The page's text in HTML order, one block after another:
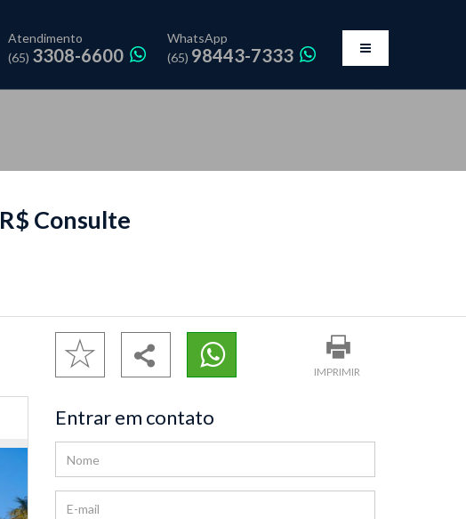
Atendimento
(65) 3308-6600
WhatsApp
(65) 98443-7333
R$ Consulte
IMPRIMIR
Entrar em contato